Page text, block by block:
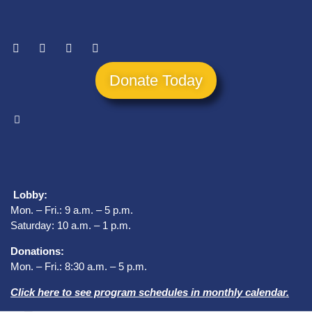
Donate Today
Lobby:
Mon. – Fri.: 9 a.m. – 5 p.m.
Saturday: 10 a.m. – 1 p.m.
Donations:
Mon. – Fri.: 8:30 a.m. – 5 p.m.
Click here to see program schedules in monthly calendar.